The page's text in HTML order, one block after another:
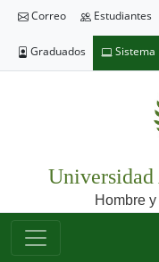
Correo Estudiantes
Graduados
Hombre